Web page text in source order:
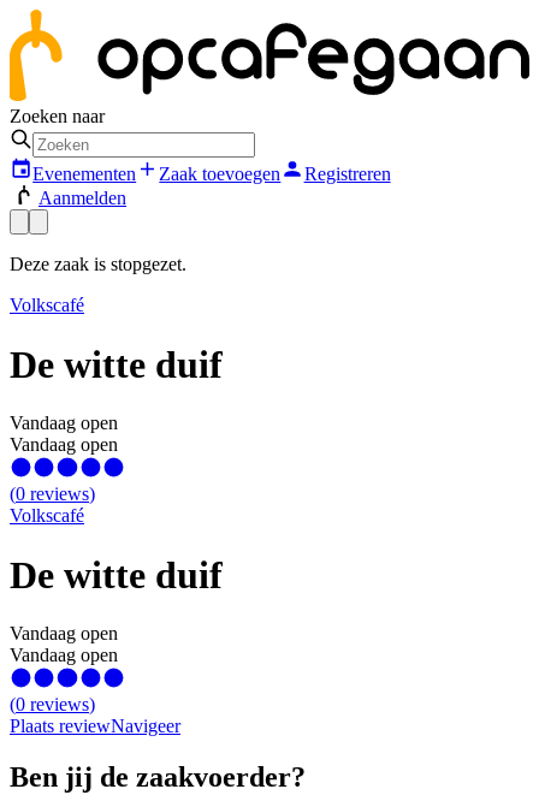
Zoeken naar
Evenementen Zaak toevoegen
Registreren
Aanmelden
Deze zaak is stopgezet.
Volkscafé
De witte duif
Vandaag open
Vandaag open
(0 reviews)
Volkscafé
De witte duif
Vandaag open
Vandaag open
(0 reviews)
Plaats reviewNavigeer
Ben jij de zaakvoerder?